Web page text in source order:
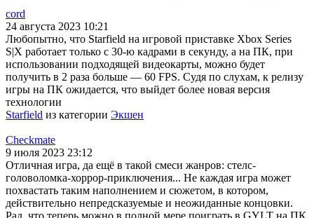
cord
24 августа 2023 10:21
Любопытно, что Starfield на игровой приставке Xbox Series
S|X работает только с 30-ю кадрами в секунду, а на ПК, при
использовании подходящей видеокарты, можно будет
получить в 2 раза больше — 60 FPS. Судя по слухам, к релизу
игры на ПК ожидается, что выйдет более новая версия
технологии
Starfield из категории Экшен
Checkmate
9 июля 2023 23:12
Отличная игра, да ещё в такой смеси жанров: стелс-
головоломка-хоррор-приключения... Не каждая игра может
похвастать таким наполнением и сюжетом, в котором,
действительно непредсказуемые и неожиданные концовки.